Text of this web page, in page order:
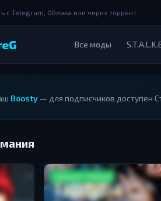
с Telegram, Облака или через торрент
Все моды
Boosty — для подписчиков доступен
Fallout 4 / Fallout